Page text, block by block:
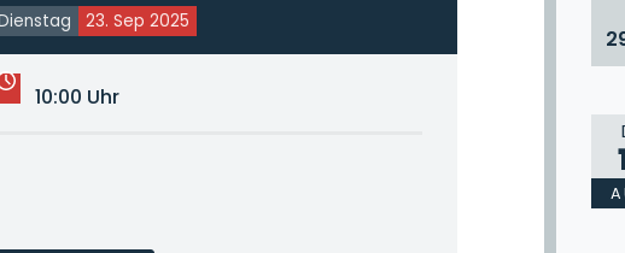
23. Sep 2025
10:00 Uhr